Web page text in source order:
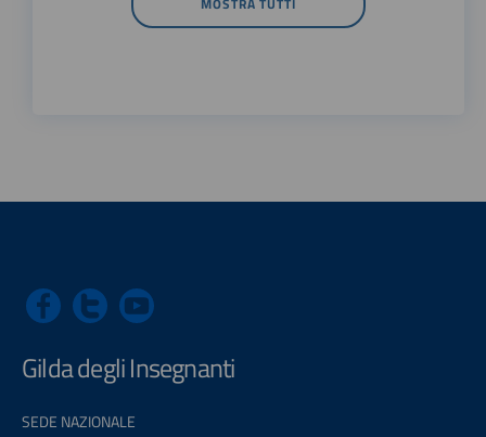
Gilda degli Insegnanti
SEDE NAZIONALE